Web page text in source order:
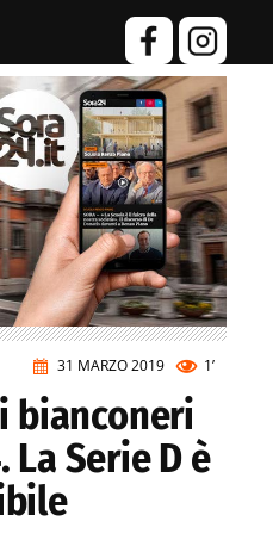
31 MARZO 2019 1’
bianconeri
Serie D è